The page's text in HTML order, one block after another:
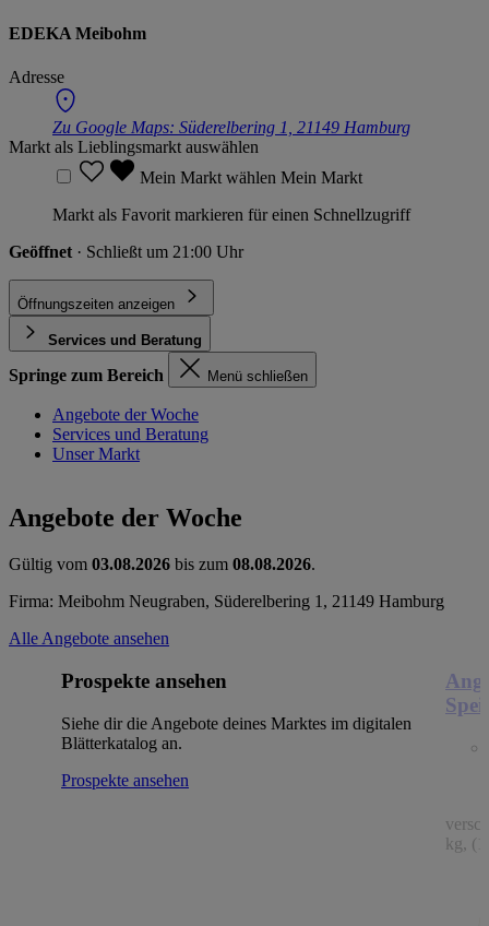
EDEKA Meibohm
Adresse
Zu Google Maps: Süderelbering 1, 21149 Hamburg
Markt als Lieblingsmarkt auswählen
Mein Markt wählen Mein Markt
Markt als Favorit markieren für einen Schnellzugriff
Geöffnet · Schließt um 21:00 Uhr
Öffnungszeiten anzeigen
Services und Beratung
Springe zum Bereich Menü schließen
Angebote der Woche
Services und Beratung
Unser Markt
Angebote der Woche
Gültig vom 03.08.2026 bis zum 08.08.2026.
Firma: Meibohm Neugraben, Süderelbering 1, 21149 Hamburg
Alle Angebote ansehen
Prospekte ansehen
Siehe dir die Angebote deines Marktes im digitalen
Blätterkatalog an.
Prospekte ansehen
kg,